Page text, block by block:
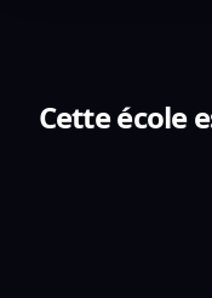
Cette école